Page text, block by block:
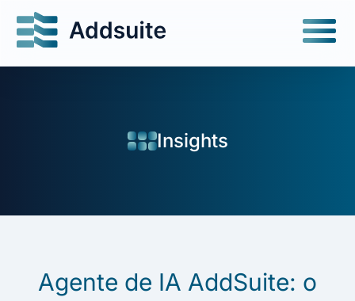
Insights
Agente de IA AddSuite: o